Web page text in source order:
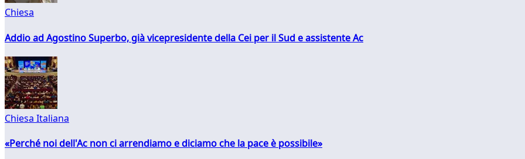
Chiesa
Addio ad Agostino Superbo, già vicepresidente della Cei per il Sud e assistente Ac
Chiesa Italiana
«Perché noi dell'Ac non ci arrendiamo e diciamo che la pace è possibile»